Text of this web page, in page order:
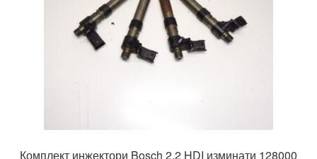
Комплект инжектори Bosch 2.2 HDI изминати 128000